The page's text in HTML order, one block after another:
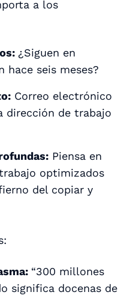
a los
¿Siguen en
hace seis meses?
Correo electrónico
dirección de trabajo
Piensa en
optimizados
del copiar y
“300 millones
significa docenas de